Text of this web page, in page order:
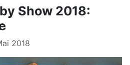
Show 2018:
2018